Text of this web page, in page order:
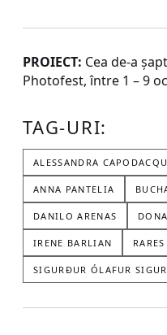
PROIECT: Cea de-a
Photofest, între 1 – 9
TAG-URI:
ALESSANDRA
ANNA PANTELIA
DANILO ARENAS
IRENE BARLIAN
SIGURÐUR ÓLAFUR